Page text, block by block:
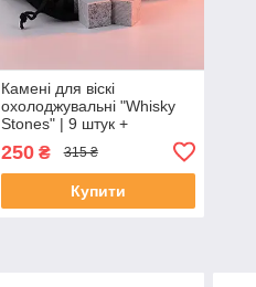
Камені для віскі
охолоджувальні "Whisky
Stones" | 9 штук +
250₴ 315 ₴
Купити